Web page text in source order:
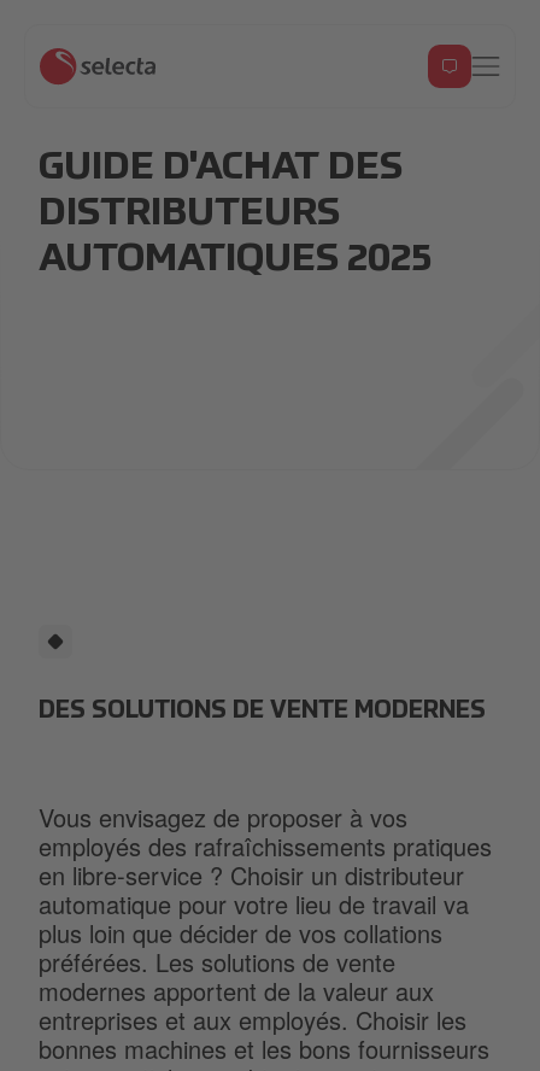
GUIDE D'ACHAT DES
DISTRIBUTEURS
AUTOMATIQUES 2025
DES SOLUTIONS DE VENTE MODERNES
Vous envisagez de proposer à vos
employés des rafraîchissements pratiques
en libre-service ? Choisir un distributeur
automatique pour votre lieu de travail va
plus loin que décider de vos collations
préférées. Les solutions de vente
modernes apportent de la valeur aux
entreprises et aux employés. Choisir les
bonnes machines et les bons fournisseurs